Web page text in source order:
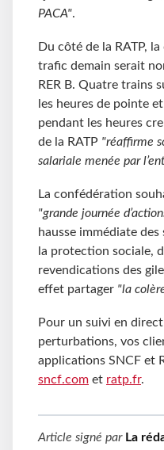
PACA".
Du côté de la RATP,
trafic demain serait
RER B. Quatre trains
les heures de pointe
pendant les heures
de la RATP "réaffirme
salariale menée par
La confédération
"grande journée
hausse immédiate
la protection sociale,
revendications des
effet partager "la
Pour un suivi en
perturbations, vos
applications SNCF et
sncf.com et ratp.fr.
Article signé par La